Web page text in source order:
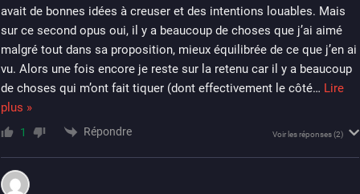
avait de bonnes idées à creuser et des intentions louables. Mais
sur ce second opus oui, il y a beaucoup de choses que j’ai aimé
malgré tout dans sa proposition, mieux équilibrée de ce que j’en ai
vu. Alors une fois encore je reste sur la retenu car il y a beaucoup
de choses qui m’ont fait tiquer (dont effectivement le côté… Lire
plus »
1 Répondre Voir les réponses(2)